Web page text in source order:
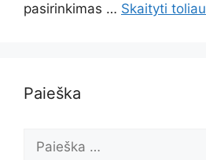
pasirinkimas … Skaityti toliau
Paieška
Ieškoti: